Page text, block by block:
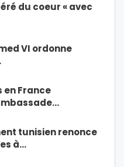
du coeur « avec
VI ordonne
en France
tunisien renonce
à…